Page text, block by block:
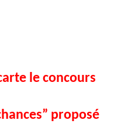
le concours
proposé